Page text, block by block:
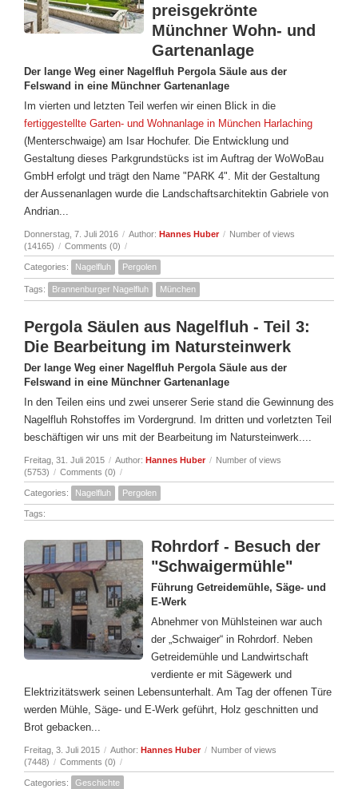
preisgekrönte
Münchner Wohn- und
Gartenanlage
Der lange Weg einer Nagelfluh Pergola Säule aus der
Felswand in eine Münchner Gartenanlage
Im vierten und letzten Teil werfen wir einen Blick in die
fertiggestellte Garten- und Wohnanlage in München Harlaching
(Menterschwaige) am Isar Hochufer. Die Entwicklung und
Gestaltung dieses Parkgrundstücks ist im Auftrag der WoWoBau
GmbH erfolgt und trägt den Name "PARK 4". Mit der Gestaltung
der Aussenanlagen wurde die Landschaftsarchitektin Gabriele von
Andrian...
Donnerstag, 7. Juli 2016 / Author: Hannes Huber / Number of views
(14165) / Comments (0) /
Categories: Nagelfluh Pergolen
Tags: Brannenburger Nagelfluh München
Pergola Säulen aus Nagelfluh - Teil 3:
Die Bearbeitung im Natursteinwerk
Der lange Weg einer Nagelfluh Pergola Säule aus der
Felswand in eine Münchner Gartenanlage
In den Teilen eins und zwei unserer Serie stand die Gewinnung des
Nagelfluh Rohstoffes im Vordergrund. Im dritten und vorletzten Teil
beschäftigen wir uns mit der Bearbeitung im Natursteinwerk....
Freitag, 31. Juli 2015 / Author: Hannes Huber / Number of views
(5753) / Comments (0) /
Categories: Nagelfluh Pergolen
Tags:
Rohrdorf - Besuch der
"Schwaigermühle"
Führung Getreidemühle, Säge- und
E-Werk
Abnehmer von Mühlsteinen war auch
der „Schwaiger“ in Rohrdorf. Neben
Getreidemühle und Landwirtschaft
verdiente er mit Sägewerk und
Elektrizitätswerk seinen Lebensunterhalt. Am Tag der offenen Türe
werden Mühle, Säge- und E-Werk geführt, Holz geschnitten und
Brot gebacken...
Freitag, 3. Juli 2015 / Author: Hannes Huber / Number of views
(7448) / Comments (0) /
Categories: Geschichte